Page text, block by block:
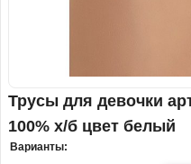
Трусы для девочки
100% х/б цвет белый
Варианты: